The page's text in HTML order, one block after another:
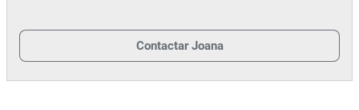
Contactar Joana